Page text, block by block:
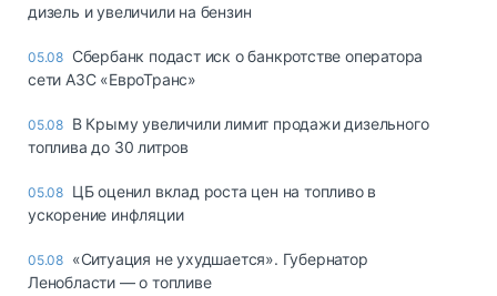
дизель и увеличили на бензин
05.08 Сбербанк подаст иск о банкротстве оператора
сети АЗС «ЕвроТранс»
05.08 В Крыму увеличили лимит продажи дизельного
топлива до 30 литров
05.08 ЦБ оценил вклад роста цен на топливо в
ускорение инфляции
05.08 «Ситуация не ухудшается». Губернатор
Ленобласти — о топливе